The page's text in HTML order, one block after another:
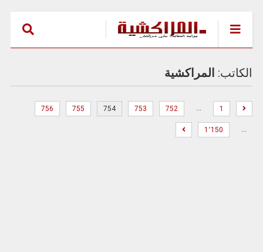
الكاتب: المراكشية
1
…
752
753
754
755
756
… 1٬150